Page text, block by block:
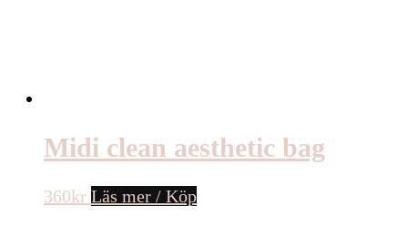
Midi clean aesthetic bag
360kr Läs mer / Köp